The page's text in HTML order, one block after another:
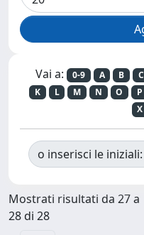
Vai a: 0-9 A B C
K
L M N O P
X
o inserisci le iniziali:
Mostrati risultati da 27 a
28 di 28